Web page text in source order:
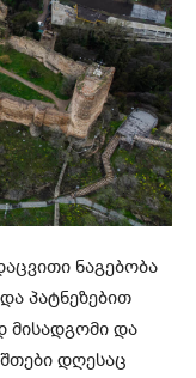
ნაგებობა
პატნეზებით
მისადგომი და
დღესაც